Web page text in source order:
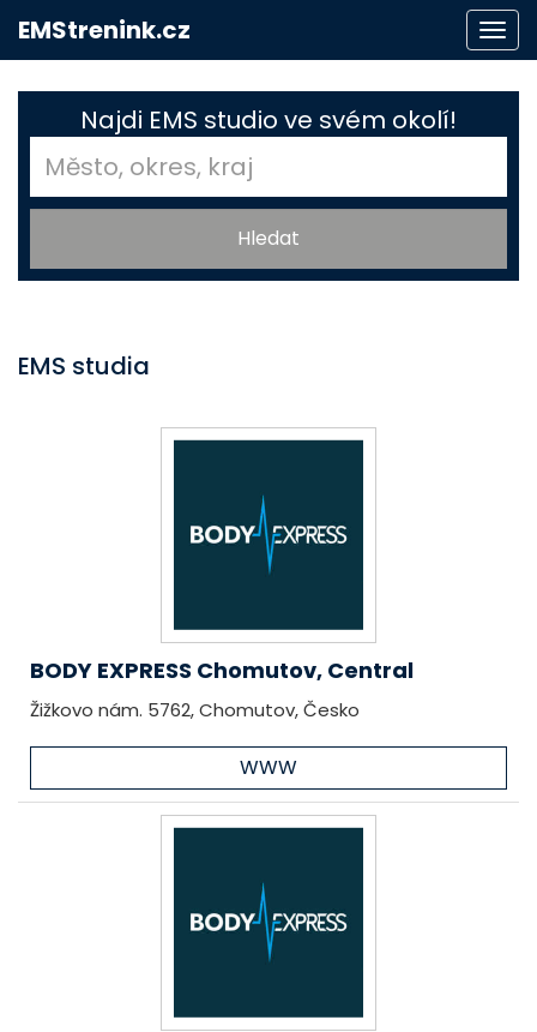
EMStrenink.cz
Najdi EMS studio ve svém okolí!
EMS studia
BODY EXPRESS Chomutov, Central
Žižkovo nám. 5762, Chomutov, Česko
WWW